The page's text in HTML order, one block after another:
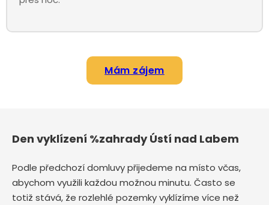
Mám zájem
Den vyklízení %zahrady Ústí nad Labem
Podle předchozí domluvy přijedeme na místo včas,
abychom využili každou možnou minutu. Často se
totiž stává, že rozlehlé pozemky vyklízíme více než